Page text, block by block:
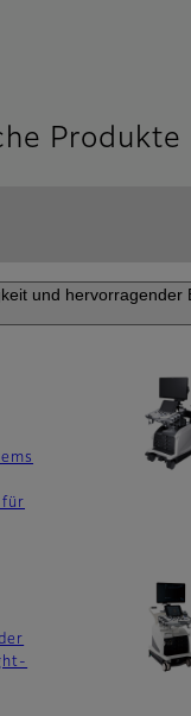
Produkte
und hervorragender
für